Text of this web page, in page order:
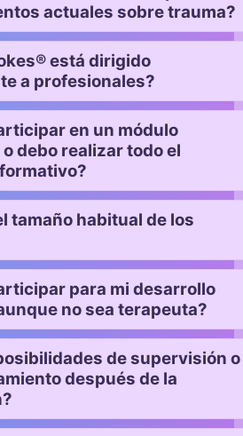
actuales sobre trauma?
está dirigido
a profesionales?
en un módulo
debo realizar todo el
tamaño habitual de los
para mi desarrollo
no sea terapeuta?
de supervisión o
después de la